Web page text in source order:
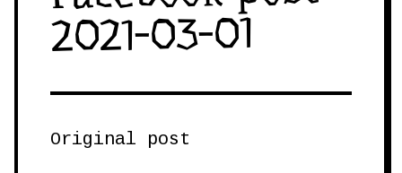
2021-03-01
Original post